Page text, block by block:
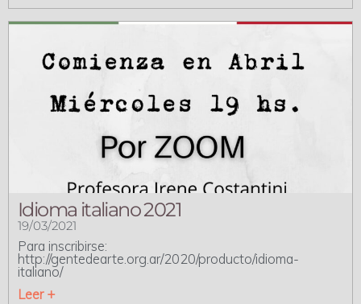
Idioma italiano 2021
19/03/2021
Para inscribirse:
http://gentedearte.org.ar/2020/producto/idioma-
italiano/
Leer +